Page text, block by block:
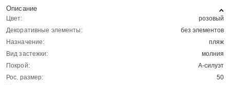
Описание
Цвет:
розовый
Декоративные элементы:
без элементов
Назначение:
пляж
Вид застежки:
молния
Покрой:
А-силуэт
Рос. размер:
50